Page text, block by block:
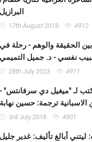
البرازيل
17th August 2018 4912
الحقيقة والوهم - رحلة في
نفسي - د. جميل التميمي
28th July 2023 4911
لـ "ميغيل دي سرفانتس" -
الاسبانية ترجمة: حسين نهابة
3rd July 2018 4901
ليتني أبالغ تأليف: غدير جليل